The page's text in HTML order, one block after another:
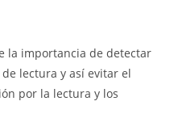
la importancia de detectar
lectura y así evitar el
por la lectura y los